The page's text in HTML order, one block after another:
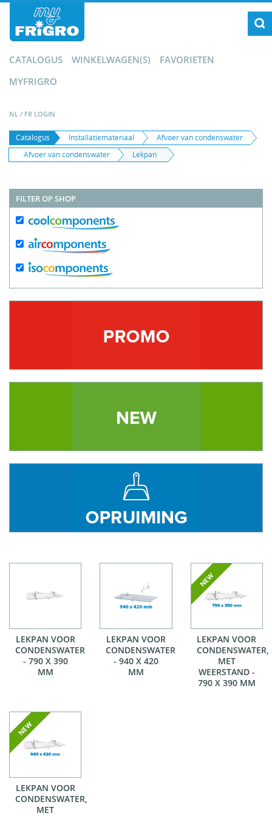
CATALOGUS WINKELWAGEN(S)
FAVORIETEN
MYFRIGRO
NL / FR LOGIN
Catalogus Installatiemateriaal
Afvoer van condenswater
Afvoer van condenswater
Lekpan
FILTER OP SHOP
LEKPAN VOOR
CONDENSWATER
- 790 X 390
MM
LEKPAN VOOR
CONDENSWATER
- 940 X 420
MM
LEKPAN VOOR
CONDENSWATER,
MET
WEERSTAND -
790 X 390 MM
LEKPAN VOOR
CONDENSWATER,
MET